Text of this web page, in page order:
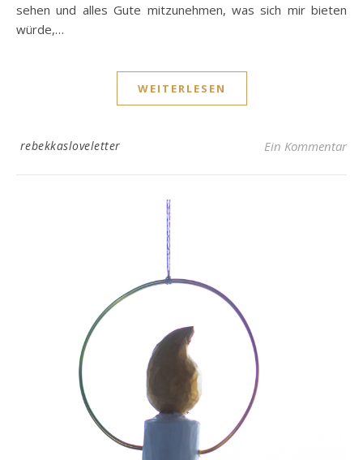
sehen und alles Gute mitzunehmen, was sich mir bieten
würde,…
WEITERLESEN
rebekkasloveletter Ein Kommentar